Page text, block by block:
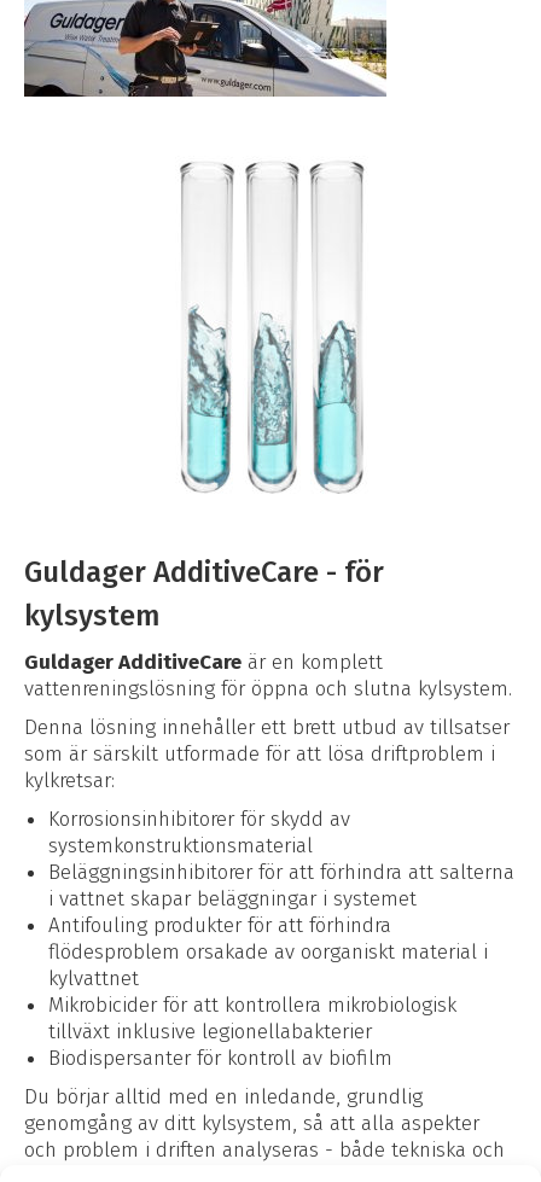
Guldager AdditiveCare - för
kylsystem
Guldager AdditiveCare är en komplett
vattenreningslösning för öppna och slutna kylsystem.
Denna lösning innehåller ett brett utbud av tillsatser
som är särskilt utformade för att lösa driftproblem i
kylkretsar:
Korrosionsinhibitorer för skydd av
systemkonstruktionsmaterial
Beläggningsinhibitorer för att förhindra att salterna
i vattnet skapar beläggningar i systemet
Antifouling produkter för att förhindra
flödesproblem orsakade av oorganiskt material i
kylvattnet
Mikrobicider för att kontrollera mikrobiologisk
tillväxt inklusive legionellabakterier
Biodispersanter för kontroll av biofilm
Du börjar alltid med en inledande, grundlig
genomgång av ditt kylsystem, så att alla aspekter
och problem i driften analyseras - både tekniska och